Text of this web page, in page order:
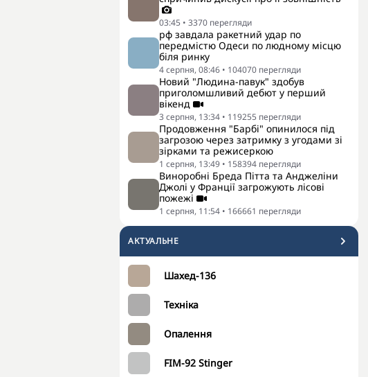
03:45 • 3370 перегляди
рф завдала ракетний удар по
передмістю Одеси по людному місцю
біля ринку
4 серпня, 08:46 • 104070 перегляди
Новий "Людина-павук" здобув
приголомшливий дебют у перший
вікенд
3 серпня, 13:34 • 119255 перегляди
Продовження "Барбі" опинилося під
загрозою через затримку з угодами зі
зірками та режисеркою
1 серпня, 13:49 • 158394 перегляди
Виноробні Бреда Пітта та Анджеліни
Джолі у Франції загрожують лісові
пожежі
1 серпня, 11:54 • 166661 перегляди
АКТУАЛЬНЕ
Шахед-136
Техніка
Опалення
FIM-92 Stinger